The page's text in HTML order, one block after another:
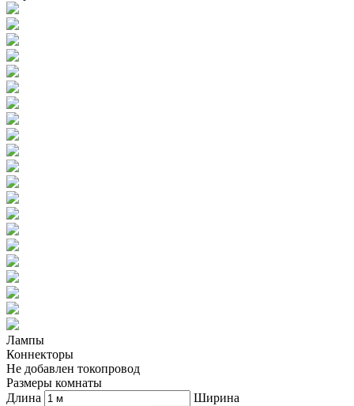
Лампы
Коннекторы
Не добавлен токопровод
Размеры комнаты
Длина
Ширина